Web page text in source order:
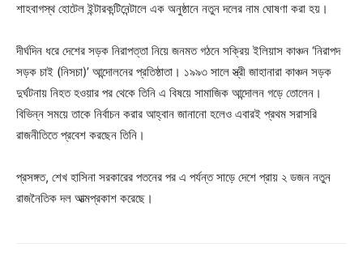
শাহবাগস্থ হোটেল ইন্টারকন্টিনেন্টালে এক অনুষ্ঠানে নতুন দলের নাম ঘোষণা করা হয়।
দীর্ঘদিন ধরে দেশের সড়ক নিরাপত্তা নিয়ে জনমত গঠনে সক্রিয় ইলিয়াস কাঞ্চন ‘নিরাপদ
সড়ক চাই (নিসচা)’ আন্দোলনের প্রতিষ্ঠাতা। ১৯৯৩ সালে স্ত্রী জাহানারা কাঞ্চন সড়ক
দুর্ঘটনায় নিহত হওয়ার পর থেকে তিনি এ বিষয়ে সামাজিক আন্দোলন গড়ে তোলেন।
বিভিন্ন সময়ে তাকে নির্বাচন করার আহ্বান জানানো হলেও এবারই প্রথম সরাসরি
রাজনীতিতে প্রবেশ করছেন তিনি।
প্রসঙ্গত, শেখ হাসিনা সরকারের পতনের পর এ পর্যন্ত সাড়ে দেশে প্রায় ২ ডজন নতুন
রাজনৈতিক দল আত্মপ্রকাশ করেছে।